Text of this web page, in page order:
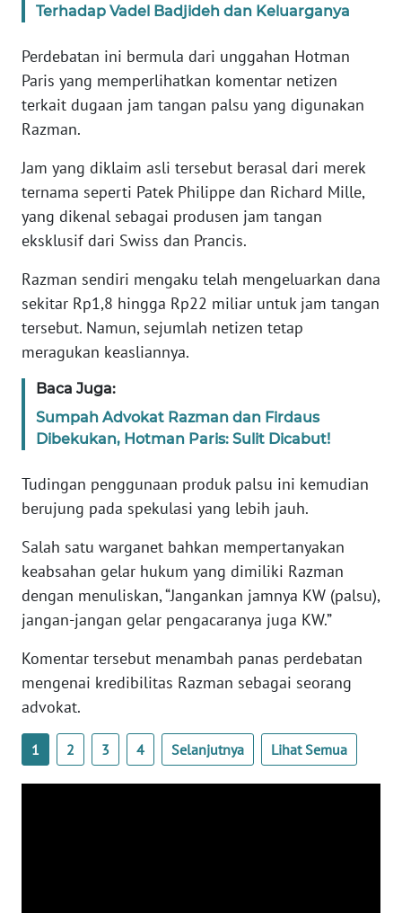
Terhadap Vadel Badjideh dan Keluarganya
Perdebatan ini bermula dari unggahan Hotman
Paris yang memperlihatkan komentar netizen
terkait dugaan jam tangan palsu yang digunakan
Razman.
Jam yang diklaim asli tersebut berasal dari merek
ternama seperti Patek Philippe dan Richard Mille,
yang dikenal sebagai produsen jam tangan
eksklusif dari Swiss dan Prancis.
Razman sendiri mengaku telah mengeluarkan dana
sekitar Rp1,8 hingga Rp22 miliar untuk jam tangan
tersebut. Namun, sejumlah netizen tetap
meragukan keasliannya.
Baca Juga:
Sumpah Advokat Razman dan Firdaus
Dibekukan, Hotman Paris: Sulit Dicabut!
Tudingan penggunaan produk palsu ini kemudian
berujung pada spekulasi yang lebih jauh.
Salah satu warganet bahkan mempertanyakan
keabsahan gelar hukum yang dimiliki Razman
dengan menuliskan, “Jangankan jamnya KW (palsu),
jangan-jangan gelar pengacaranya juga KW.”
Komentar tersebut menambah panas perdebatan
mengenai kredibilitas Razman sebagai seorang
advokat.
1 2 3 4 Selanjutnya Lihat Semua
PEDOMAN
SIBER
REDAKSI
DISCLAIMER
Wahana
Regional
WN
WN
JAKARTA
JABAR
BANTEN
WN
NTT
WN
KEPRI
PAPUA